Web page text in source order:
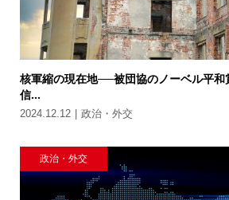
核軍縮の現在地──被団協のノーベル平和
信...
2024.12.12 政治・外交
政治・外交